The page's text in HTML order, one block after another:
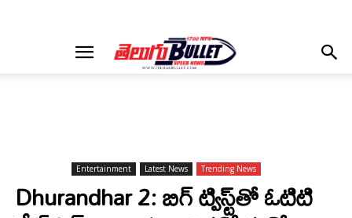
Entertainment Latest News Trending News
Dhurandhar 2: బిగ్ ట్విస్ట్‌తో ఓటిటి